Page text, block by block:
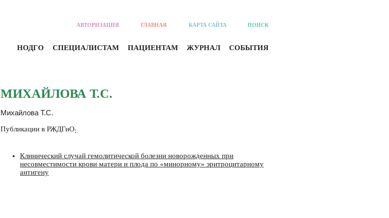
АВТОРИЗАЦИЯ ГЛАВНАЯ КАРТА САЙТА ПОИСК
НОДГО СПЕЦИАЛИСТАМ ПАЦИЕНТАМ ЖУРНАЛ СОБЫТИЯ
МИХАЙЛОВА Т.С.
Михайлова Т.С.
Публикации в РЖДГиО:
Клинический случай гемолитической болезни новорожденных при
несовместимости крови матери и плода по «минорному» эритроцитарному
антигену